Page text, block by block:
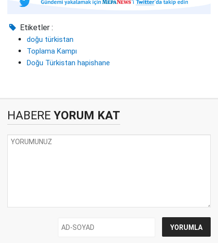
Etiketler :
doğu türkistan
Toplama Kampı
Doğu Türkistan hapishane
HABERE YORUM KAT